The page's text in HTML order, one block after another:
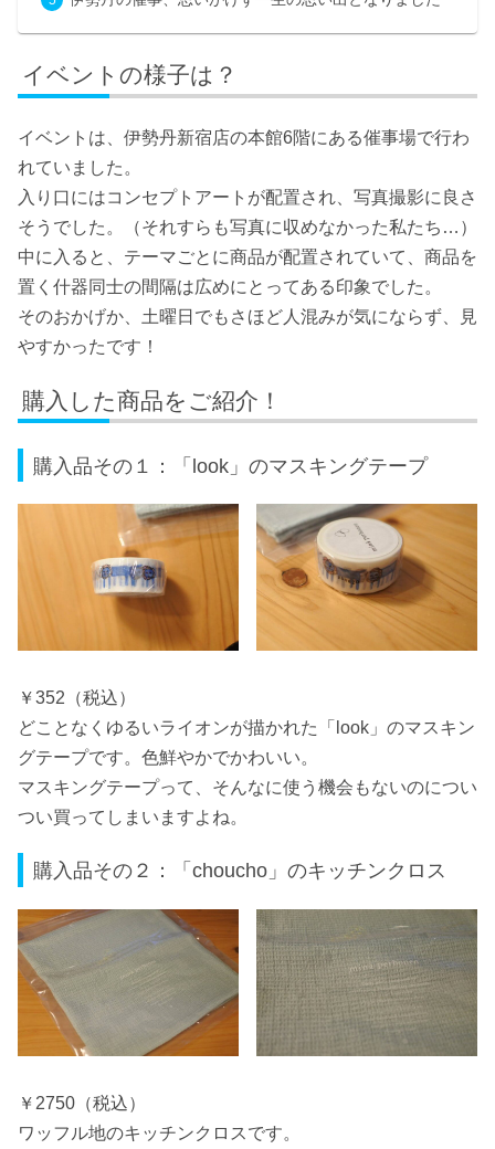
イベントの様子は？
イベントは、伊勢丹新宿店の本館6階にある催事場で行わ
れていました。
入り口にはコンセプトアートが配置され、写真撮影に良さ
そうでした。（それすらも写真に収めなかった私たち…）
中に入ると、テーマごとに商品が配置されていて、商品を
置く什器同士の間隔は広めにとってある印象でした。
そのおかげか、土曜日でもさほど人混みが気にならず、見
やすかったです！
購入した商品をご紹介！
購入品その１：「look」のマスキングテープ
￥352（税込）
どことなくゆるいライオンが描かれた「look」のマスキン
グテープです。色鮮やかでかわいい。
マスキングテープって、そんなに使う機会もないのについ
つい買ってしまいますよね。
購入品その２：「choucho」のキッチンクロス
￥2750（税込）
ワッフル地のキッチンクロスです。